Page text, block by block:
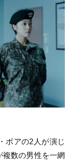
ボアの2人が演じ
複数の男性を一網